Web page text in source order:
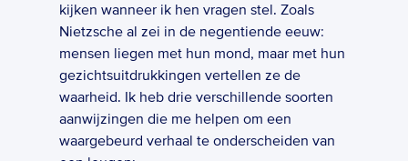
kijken wanneer ik hen vragen stel. Zoals
Nietzsche al zei in de negentiende eeuw:
mensen liegen met hun mond, maar met hun
gezichtsuitdrukkingen vertellen ze de
waarheid. Ik heb drie verschillende soorten
aanwijzingen die me helpen om een
waargebeurd verhaal te onderscheiden van